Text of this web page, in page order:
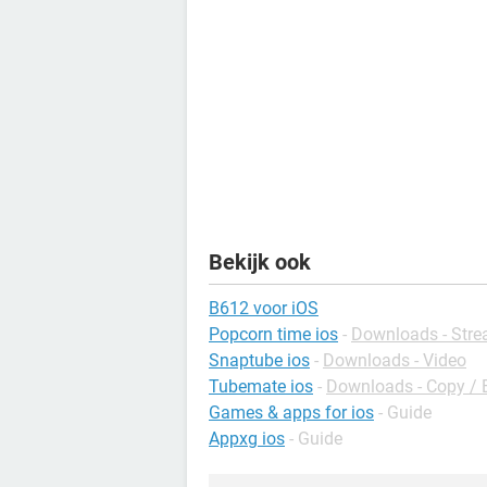
Bekijk ook
B612 voor iOS
Popcorn time ios - Downloads -
Snaptube ios - Downloads - Video
Tubemate ios - Downloads - Copy /
Games & apps for ios - Guide
Appxg ios - Guide